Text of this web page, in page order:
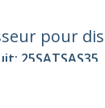
pour
25SATSAS35